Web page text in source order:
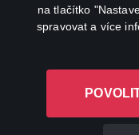
na tlačítko
spravovat a více
L-1246 Luxembourg